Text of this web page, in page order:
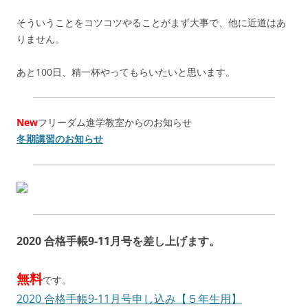
そういうことをコツコツやることがまず大事で、他に近道はあ
りません。
あと100日、精一杯やってもらいたいと思います。
Newフリーダム進学教室からのお知らせ
冬期講習のお知らせ
2020 合格手帳9-11月号を差し上げます。
無料です。
2020 合格手帳9-11月号申し込み【５年生用】